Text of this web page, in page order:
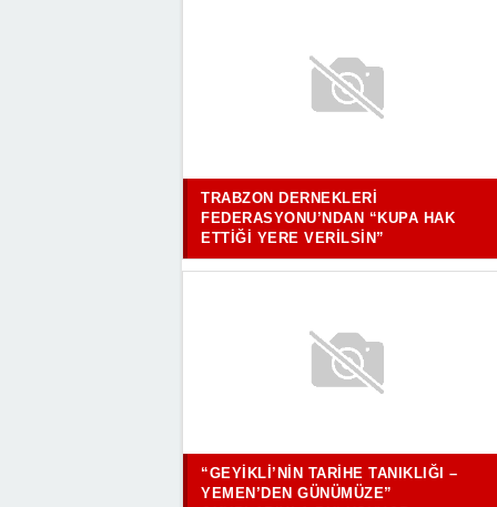
TRABZON DERNEKLERI
FEDERASYONU’NDAN “KUPA HAK
ETTIĞI YERE VERILSIN”
“GEYIKLI’NIN TARIHE TANIKLIĞI –
YEMEN’DEN GÜNÜMÜZE”